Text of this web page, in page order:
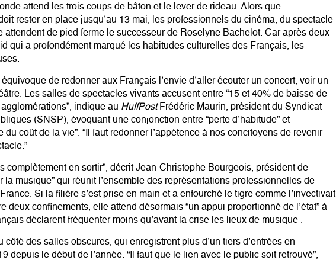
attend les trois coups de bâton et le lever de rideau. Alors que
rester en place jusqu’au 13 mai, les professionnels du cinéma, du spectacle
attendent de pied ferme le successeur de Roselyne Bachelot. Car après deux
qui a profondément marqué les habitudes culturelles des Français, les
de redonner aux Français l’envie d’aller écouter un concert, voir un
Les salles de spectacles vivants accusent entre “15 et 40% de baisse de
indique au HuffPostFrédéric Maurin, président du Syndicat
(SNSP), évoquant une conjonction entre “perte d’habitude” et
du coût de la vie”. “Il faut redonner l’appétence à nos concitoyens de revenir
complètement en sortir”, décrit Jean-Christophe Bourgeois, président de
la musique” qui réunit l’ensemble des représentations professionnelles de
Si la filière s’est prise en main et a enfourché le tigre comme l’invectivait
deux confinements, elle attend désormais “un appui proportionné de l’état” à
déclarent fréquenter moins qu’avant la crise les lieux de musique .
côté des salles obscures, qui enregistrent plus d’un tiers d’entrées en
depuis le début de l’année. “Il faut que le lien avec le public soit retrouvé”,